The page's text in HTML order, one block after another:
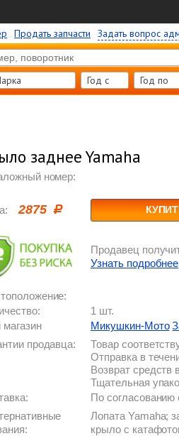
Продать запчасти Задать вопрос
Год c Год по
заднее Yamaha
номер:
2875
Продавец
Узнать подробнее
1 шт.
Микушкин-Мото
продавца:
Товар
Отправка в
Возврат средств
Тщательная
По
Лопата Yamaha;
крыло с